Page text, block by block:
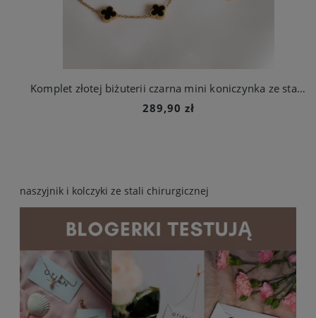
Komplet złotej biżuterii czarna mini koniczynka ze stali chirurgicznej
289,90 zł
naszyjnik i kolczyki ze stali chirurgicznej